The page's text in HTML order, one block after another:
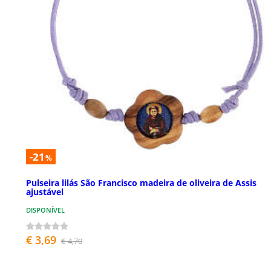
-21 %
Pulseira lilás São Francisco madeira de oliveira de Assis
ajustável
DISPONÍVEL
€ 3,69 € 4,70